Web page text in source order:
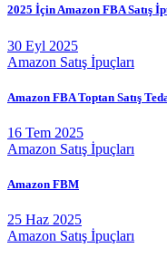
2025 İçin Amazon FBA Satış
30 Eyl 2025
Amazon Satış İpuçları
Amazon FBA Toptan Satış
16 Tem 2025
Amazon Satış İpuçları
Amazon FBM
25 Haz 2025
Amazon Satış İpuçları